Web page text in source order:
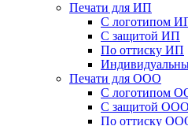
Печати для ИП
С логотипом
С защитой ИП
По оттиску ИП
Печати для ООО
С логотипом
С защитой ООО
По оттиску